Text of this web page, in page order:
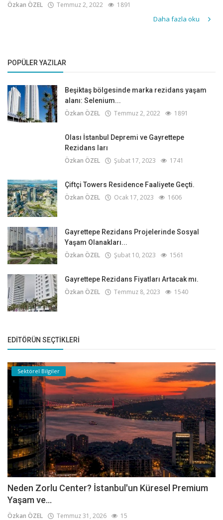
Özkan ÖZEL Temmuz 2, 2022 1891
Daha fazla oku
POPÜLER YAZILAR
Beşiktaş bölgesinde marka rezidans yaşam
alanı: Selenium...
Özkan ÖZEL Temmuz 2, 2022 1891
Olası İstanbul Depremi ve Gayrettepe
Rezidans ları
Özkan ÖZEL Şubat 17, 2023 1741
Çiftçi Towers Residence Faaliyete Geçti.
Özkan ÖZEL Ocak 17, 2023 1606
Gayrettepe Rezidans Projelerinde Sosyal
Yaşam Olanakları...
Özkan ÖZEL Şubat 10, 2023 1561
Gayrettepe Rezidans Fiyatları Artacak mı.
Özkan ÖZEL Temmuz 8, 2023 1540
EDITÖRÜN SEÇTIKLERI
Sektörel Bilgiler
Neden Zorlu Center? İstanbul'un Küresel Premium
Yaşam ve...
Özkan ÖZEL Temmuz 31, 2026 15